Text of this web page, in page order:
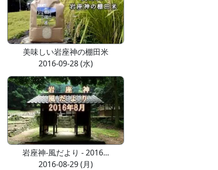
美味しい岩座神の棚田米
2016-09-28 (水)
岩座神-風だより - 2016...
2016-08-29 (月)